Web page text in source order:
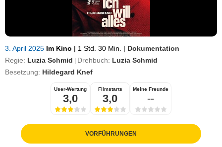
3. April 2025 Im Kino | 1 Std. 30 Min. | Dokumentation
Regie: Luzia Schmid Drehbuch: Luzia Schmid
Besetzung: Hildegard Knef
User-Wertung
3,0
Filmstarts
3,0
Meine Freunde
--
VORFÜHRUNGEN